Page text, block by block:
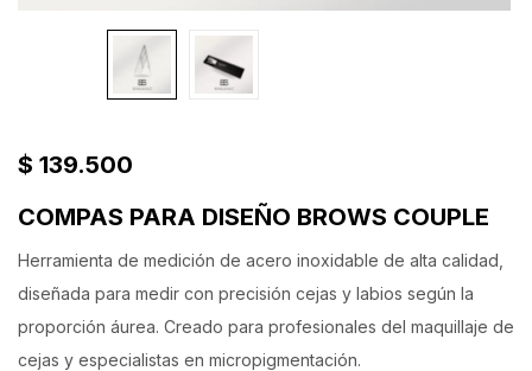
$ 139.500
COMPAS PARA DISEÑO BROWS COUPLE
Herramienta de medición de acero inoxidable de alta calidad,
diseñada para medir con precisión cejas y labios según la
proporción áurea. Creado para profesionales del maquillaje de
cejas y especialistas en micropigmentación.